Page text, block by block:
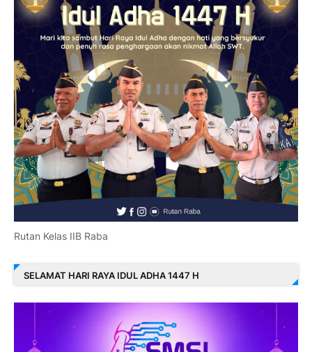
Rutan Kelas IIB Raba
SELAMAT HARI RAYA IDUL ADHA 1447 H